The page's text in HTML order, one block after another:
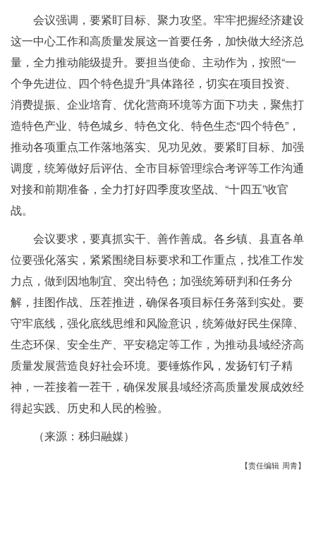
会议强调，要紧盯目标、聚力攻坚。牢牢把握经济建设
这一中心工作和高质量发展这一首要任务，加快做大经济总
量，全力推动能级提升。要担当使命、主动作为，按照“一
个争先进位、四个特色提升”具体路径，切实在项目投资、
消费提振、企业培育、优化营商环境等方面下功夫，聚焦打
造特色产业、特色城乡、特色文化、特色生态“四个特色”，
推动各项重点工作落地落实、见功见效。要紧盯目标、加强
调度，统筹做好后评估、全市目标管理综合考评等工作沟通
对接和前期准备，全力打好四季度攻坚战、“十四五”收官
战。
会议要求，要真抓实干、善作善成。各乡镇、县直各单
位要强化落实，紧紧围绕目标要求和工作重点，找准工作发
力点，做到因地制宜、突出特色；加强统筹研判和任务分
解，挂图作战、压茬推进，确保各项目标任务落到实处。要
守牢底线，强化底线思维和风险意识，统筹做好民生保障、
生态环保、安全生产、平安稳定等工作，为推动县域经济高
质量发展营造良好社会环境。要锤炼作风，发扬钉钉子精
神，一茬接着一茬干，确保发展县域经济高质量发展成效经
得起实践、历史和人民的检验。
（来源：秭归融媒）
【责任编辑 周青】